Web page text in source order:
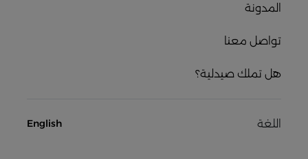
المدونة
تواصل معنا
هل تملك صيدلية؟
اللغة English